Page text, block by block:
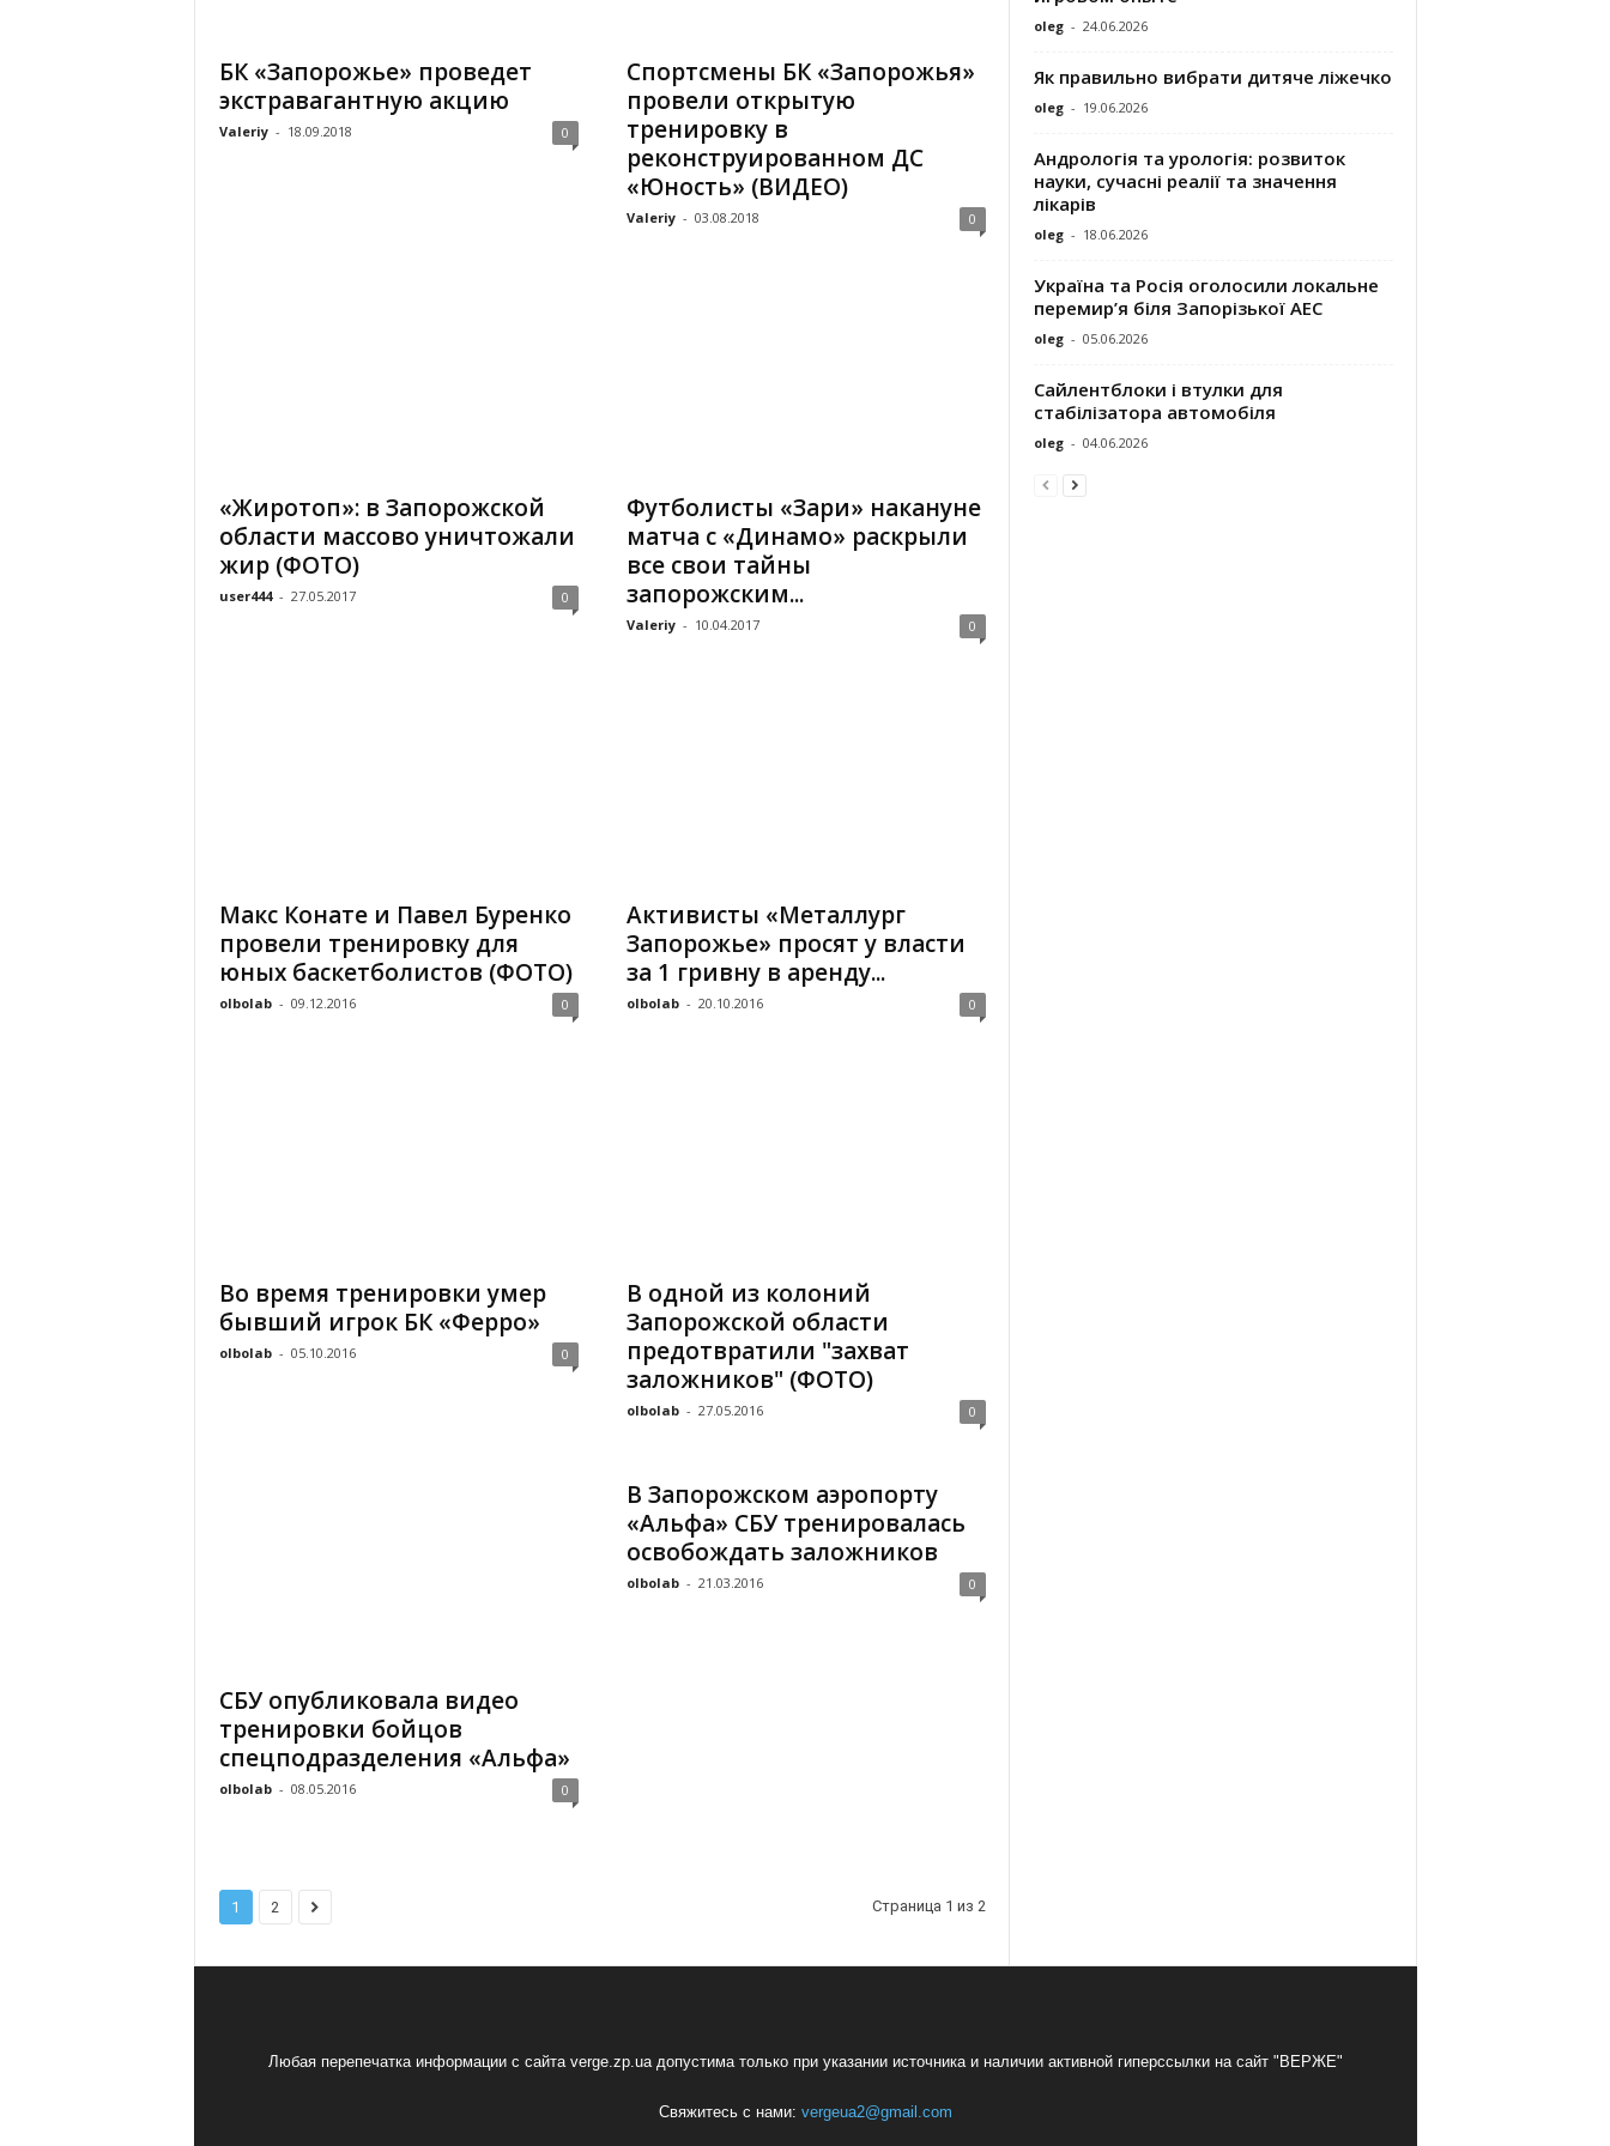
БК «Запорожье» проведет
экстравагантную акцию
Valeriy - 18.09.2018 0
Спортсмены БК «Запорожья»
провели открытую
тренировку в
реконструированном ДС
«Юность» (ВИДЕО)
Valeriy - 03.08.2018 0
«Жиротоп»: в Запорожской
области массово уничтожали
жир (ФОТО)
user444 - 27.05.2017 0
Футболисты «Зари» накануне
матча с «Динамо» раскрыли
все свои тайны
запорожским...
Valeriy - 10.04.2017 0
Макс Конате и Павел Буренко
провели тренировку для
юных баскетболистов (ФОТО)
olbolab - 09.12.2016 0
Активисты «Металлург
Запорожье» просят у власти
за 1 гривну в аренду...
olbolab - 20.10.2016 0
Во время тренировки умер
бывший игрок БК «Ферро»
olbolab - 05.10.2016 0
В одной из колоний
Запорожской области
предотвратили "захват
заложников" (ФОТО)
olbolab - 27.05.2016 0
СБУ опубликовала видео
тренировки бойцов
спецподразделения «Альфа»
olbolab - 08.05.2016 0
В Запорожском аэропорту
«Альфа» СБУ тренировалась
освобождать заложников
olbolab - 21.03.2016 0
1 2 Страница 1 из 2
oleg - 24.06.2026
Як правильно вибрати дитяче ліжечко
oleg - 19.06.2026
Андрологія та урологія: розвиток
науки, сучасні реалії та значення
лікарів
oleg - 18.06.2026
Україна та Росія оголосили локальне
перемир’я біля Запорізької АЕС
oleg - 05.06.2026
Сайлентблоки і втулки для
стабілізатора автомобіля
oleg - 04.06.2026
Любая перепечатка информации с сайта verge.zp.ua допустима только при указании источника и наличии активной гиперссылки на сайт "ВЕРЖЕ"
Свяжитесь с нами: vergeua2@gmail.com